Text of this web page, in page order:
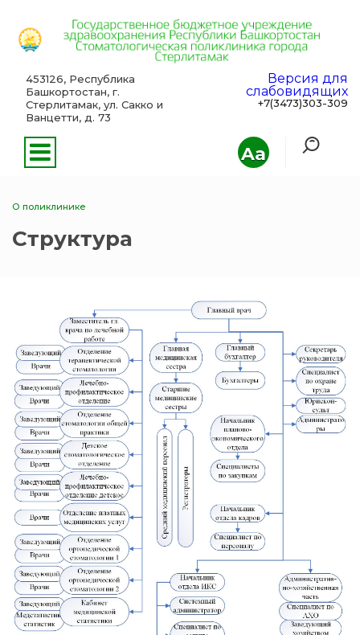
Aa
453126, Республика
Башкортостан, г.
Стерлитамак, ул. Сакко и
Ванцетти, д. 73
Версия для
слабовидящих
+7(3473)303-309
О поликлинике
Структура